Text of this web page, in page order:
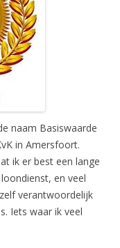
naam Basiswaarde
in Amersfoort.
ik er best een lange
en veel
verantwoordelijk
Iets waar ik veel